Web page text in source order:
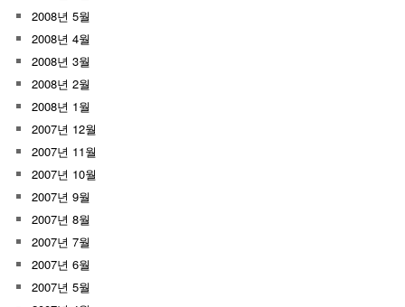
2008년 5월
2008년 4월
2008년 3월
2008년 2월
2008년 1월
2007년 12월
2007년 11월
2007년 10월
2007년 9월
2007년 8월
2007년 7월
2007년 6월
2007년 5월